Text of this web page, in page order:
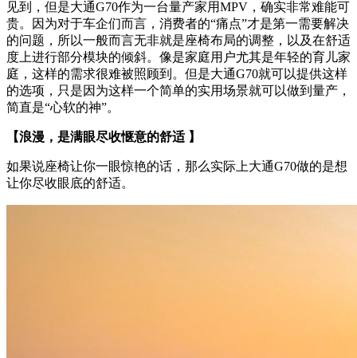
见到，但是大通G70作为一台量产家用MPV，确实非常难能可
贵。因为对于车企们而言，消费者的“痛点”才是第一需要解决
的问题，所以一般而言无非就是座椅布局的调整，以及在舒适
度上进行部分模块的倾斜。像是家庭用户尤其是年轻的育儿家
庭，这样的需求很难被照顾到。但是大通G70就可以提供这样
的选项，只是因为这样一个简单的实用场景就可以做到量产，
简直是“心软的神”。
【浪漫，是满眼尽收惬意的舒适 】
如果说座椅让你一眼惊艳的话，那么实际上大通G70做的是想
让你尽收眼底的舒适。